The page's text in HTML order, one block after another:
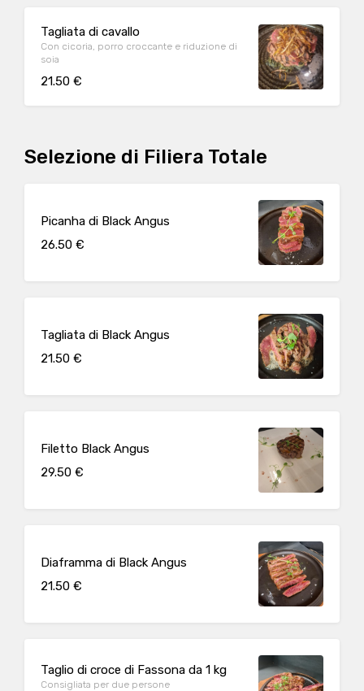
Tagliata di cavallo
Con cicoria, porro croccante e riduzione di
soia
21.50 €
Selezione di Filiera Totale
Picanha di Black Angus
26.50 €
Tagliata di Black Angus
21.50 €
Filetto Black Angus
29.50 €
Diaframma di Black Angus
21.50 €
Taglio di croce di Fassona da 1 kg
Consigliata per due persone